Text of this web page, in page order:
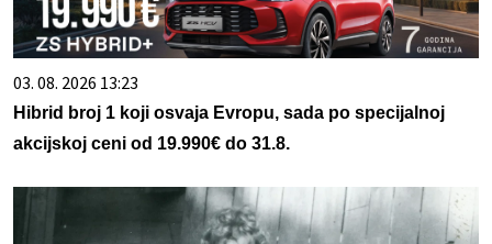
03. 08. 2026 13:23
Hibrid broj 1 koji osvaja Evropu, sada po specijalnoj
akcijskoj ceni od 19.990€ do 31.8.